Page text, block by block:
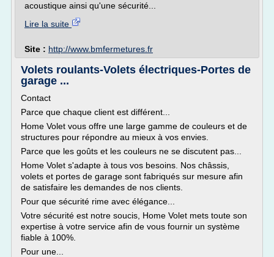
acoustique ainsi qu'une sécurité...
Lire la suite
Site : http://www.bmfermetures.fr
Volets roulants-Volets électriques-Portes de
garage ...
Contact
Parce que chaque client est différent...
Home Volet vous offre une large gamme de couleurs et de
structures pour répondre au mieux à vos envies.
Parce que les goûts et les couleurs ne se discutent pas...
Home Volet s'adapte à tous vos besoins. Nos châssis,
volets et portes de garage sont fabriqués sur mesure afin
de satisfaire les demandes de nos clients.
Pour que sécurité rime avec élégance...
Votre sécurité est notre soucis, Home Volet mets toute son
expertise à votre service afin de vous fournir un système
fiable à 100%.
Pour une...